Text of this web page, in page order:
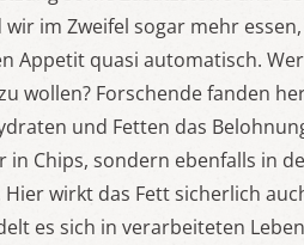
wir im Zweifel sogar mehr
Appetit quasi automatisch.
wollen? Forschende fanden
und Fetten das
Chips, sondern ebenfalls in
wirkt das Fett sicherlich
es sich in verarbeiteten